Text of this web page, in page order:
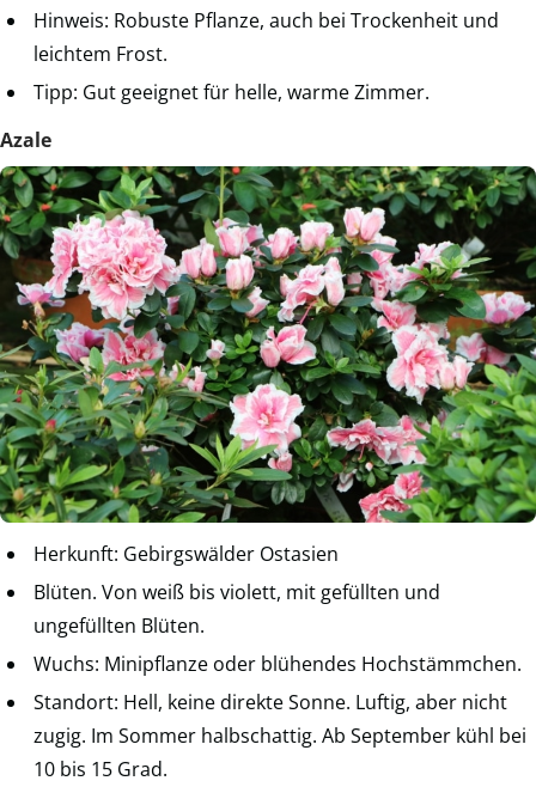
Hinweis: Robuste Pflanze, auch bei Trockenheit und
leichtem Frost.
Tipp: Gut geeignet für helle, warme Zimmer.
Azale
Herkunft: Gebirgswälder Ostasien
Blüten. Von weiß bis violett, mit gefüllten und
ungefüllten Blüten.
Wuchs: Minipflanze oder blühendes Hochstämmchen.
Standort: Hell, keine direkte Sonne. Luftig, aber nicht
zugig. Im Sommer halbschattig. Ab September kühl bei
10 bis 15 Grad.